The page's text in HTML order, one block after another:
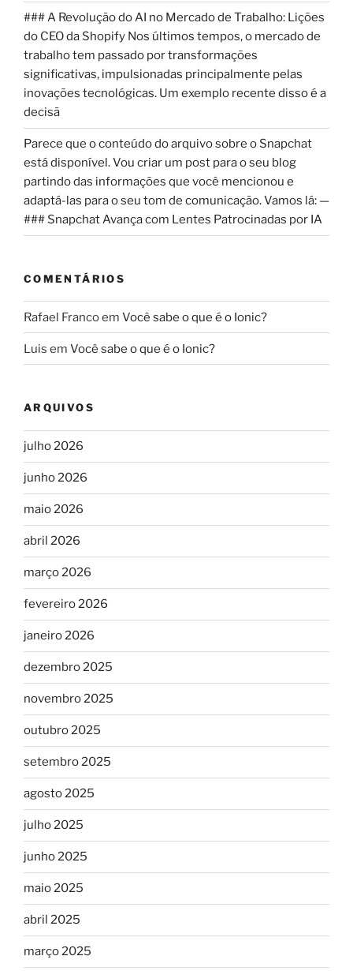
### A Revolução do AI no Mercado de Trabalho: Lições
do CEO da Shopify Nos últimos tempos, o mercado de
trabalho tem passado por transformações
significativas, impulsionadas principalmente pelas
inovações tecnológicas. Um exemplo recente disso é a
decisã
Parece que o conteúdo do arquivo sobre o Snapchat
está disponível. Vou criar um post para o seu blog
partindo das informações que você mencionou e
adaptá-las para o seu tom de comunicação. Vamos lá: —
### Snapchat Avança com Lentes Patrocinadas por IA
COMENTÁRIOS
Rafael Francoem Você sabe o que é o Ionic?
Luis em Você sabe o que é o Ionic?
ARQUIVOS
julho 2026
junho 2026
maio 2026
abril 2026
março 2026
fevereiro 2026
janeiro 2026
dezembro 2025
novembro 2025
outubro 2025
setembro 2025
agosto 2025
julho 2025
junho 2025
maio 2025
abril 2025
março 2025